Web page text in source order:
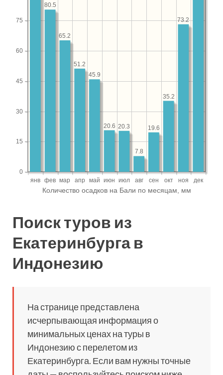
Поиск туров из
Екатеринбурга в
Индонезию
На странице представлена
исчерпывающая информация о
минимальных ценах на туры в
Индонезию с перелетом из
Екатеринбурга. Если вам нужны точные